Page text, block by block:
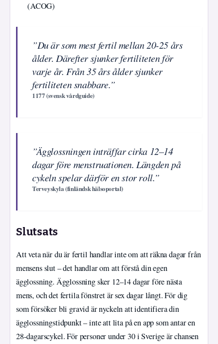
(ACOG)
”Du är som mest fertil mellan 20-25 års
ålder. Därefter sjunker fertiliteten för
varje år. Från 35 års ålder sjunker
fertiliteten snabbare.”
1177 (svensk vårdguide)
”Ägglossningen inträffar cirka 12–14
dagar före menstruationen. Längden på
cykeln spelar därför en stor roll.”
Terveyskyla (finländsk hälsoportal)
Slutsats
Att veta när du är fertil handlar inte om att räkna dagar från
mensens slut – det handlar om att förstå din egen
ägglossning. Ägglossning sker 12–14 dagar före nästa
mens, och det fertila fönstret är sex dagar långt. För dig
som försöker bli gravid är nyckeln att identifiera din
ägglossningstidpunkt – inte att lita på en app som antar en
28-dagarscykel. För personer under 30 i Sverige är chansen